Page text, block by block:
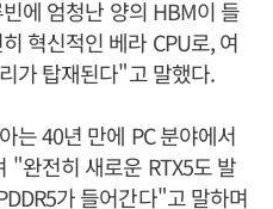
에 엄청난 양의 HBM이 들
혁신적인 베라 CPU로, 여
가 탑재된다"고 말했다.
는 40년 만에 PC 분야에서
"완전히 새로운 RTX5도 발
가 들어간다"고 말하며